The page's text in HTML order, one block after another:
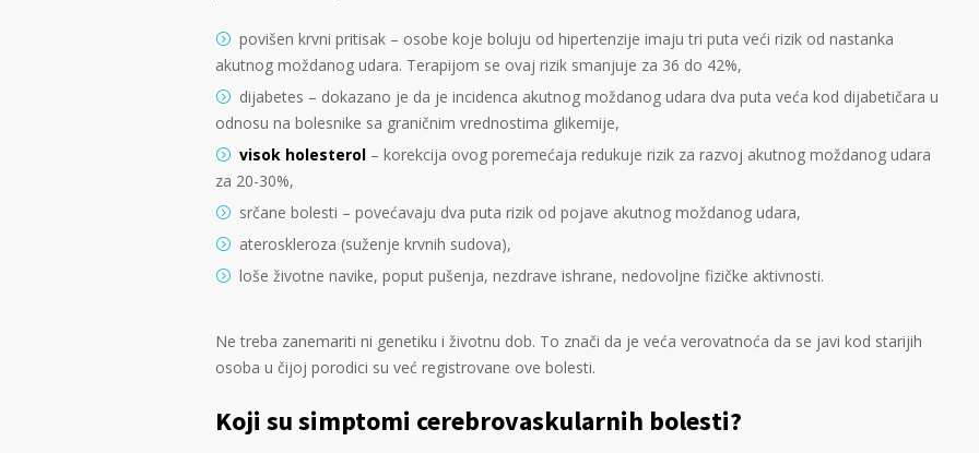
povišen krvni pritisak – osobe koje boluju od hipertenzije imaju tri puta veći rizik od nastanka
akutnog moždanog udara. Terapijom se ovaj rizik smanjuje za 36 do 42%,
dijabetes – dokazano je da je incidenca akutnog moždanog udara dva puta veća kod dijabetičara u
odnosu na bolesnike sa graničnim vrednostima glikemije,
visok holesterol – korekcija ovog poremećaja redukuje rizik za razvoj akutnog moždanog udara
za 20-30%,
srčane bolesti – povećavaju dva puta rizik od pojave akutnog moždanog udara,
ateroskleroza (suženje krvnih sudova),
loše životne navike, poput pušenja, nezdrave ishrane, nedovoljne fizičke aktivnosti.
Ne treba zanemariti ni genetiku i životnu dob. To znači da je veća verovatnoća da se javi kod starijih
osoba u čijoj porodici su već registrovane ove bolesti.
Koji su simptomi cerebrovaskularnih bolesti?